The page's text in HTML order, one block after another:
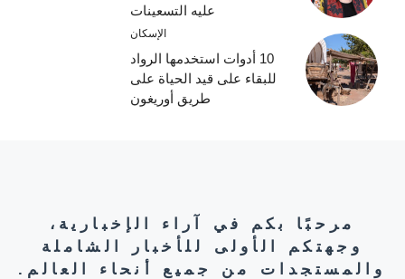
عليه التسعينات
الإسكان
10 أدوات استخدمها الرواد
للبقاء على قيد الحياة على
طريق أوريغون
مرحبًا بكم في آراء الإخبارية،
وجهتكم الأولى للأخبار الشاملة
والمستجدات من جميع أنحاء العالم.